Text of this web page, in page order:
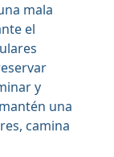
mala
el
y
una
camina